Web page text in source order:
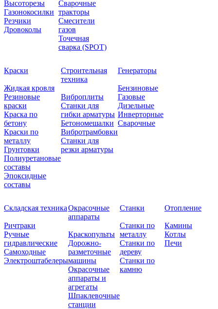
Высоторезы
Газонокосилки
Резчики
Дровоколы
Сварочные
тракторы
Смесители
газов
Точечная
сварка (SPOT)
Краски
Жидкая кровля
Резиновые
краски
Краска по
бетону
Краски по
металлу
Грунтовки
Полиуретановые
составы
Эпоксидные
составы
Строительная
техника
Виброплиты
Станки для
гибки арматуры
Бетономешалки
Вибротрамбовки
Станки для
резки арматуры
Генераторы
Бензиновые
Газовые
Дизельные
Инверторные
Сварочные
Складская техника
Ричтраки
Ручные
гидравлические
Самоходные
Электроштабелеры
Окрасочные
аппараты
Краскопульты
Дорожно-
разметочные
машины
Окрасочные
аппараты и
агрегаты
Шпаклевочные
станции
Станки
Станки по
металлу
Станки по
дереву
Станки по
камню
Отопление
Камины
Котлы
Печи